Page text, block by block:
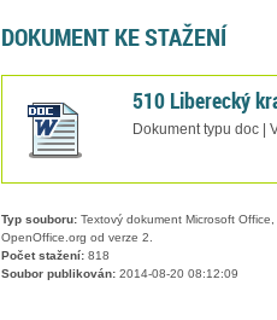
DOKUMENT KE STAŽENÍ
510 Liberecký
Dokument typu doc |
Typ souboru:Textový dokument Microsoft
OpenOffice.org od verze 2.
Počet stažení:818
Soubor publikován:2014-08-20 08:12:09